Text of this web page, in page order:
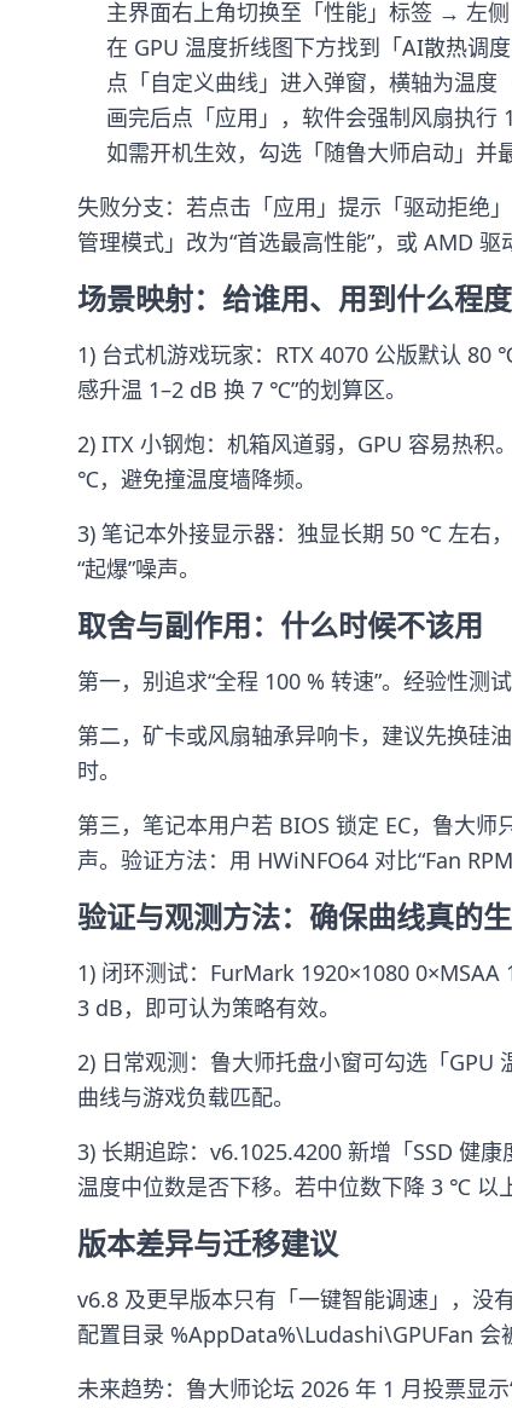
主界面右上角切换至「性能」标签 → 左
在 GPU 温度折线图下方找到「AI散热调
点「自定义曲线」进入弹窗，横轴为温度
画完后点「应用」，软件会强制风扇执行
如需开机生效，勾选「随鲁大师启动」并
失败分支：若点击「应用」提示「驱动拒绝
管理模式」改为“首选最高性能”，或 AMD
场景映射：给谁用、用到什么程度
1) 台式机游戏玩家：RTX 4070 公版默认
感升温 1–2 dB 换 7 ℃”的划算区。
2) ITX 小钢炮：机箱风道弱，GPU 容易热
℃，避免撞温度墙降频。
3) 笔记本外接显示器：独显长期 50 ℃ 左右
“起爆”噪声。
取舍与副作用：什么时候不该用
第一，别追求“全程 100 % 转速”。经验性测
第二，矿卡或风扇轴承异响卡，建议先换硅
时。
第三，笔记本用户若 BIOS 锁定 EC，鲁大
声。验证方法：用 HWiNFO64 对比“Fan
验证与观测方法：确保曲线真的
1) 闭环测试：FurMark 1920×1080
3 dB，即可认为策略有效。
2) 日常观测：鲁大师托盘小窗可勾选「GPU
曲线与游戏负载匹配。
3) 长期追踪：v6.1025.4200 新增「SSD 健
温度中位数是否下移。若中位数下降 3 ℃ 以
版本差异与迁移建议
v6.8 及更早版本只有「一键智能调速」，没
配置目录 %AppData%\Ludashi\GPUFan 会
未来趋势：鲁大师论坛 2026 年 1 月投票显